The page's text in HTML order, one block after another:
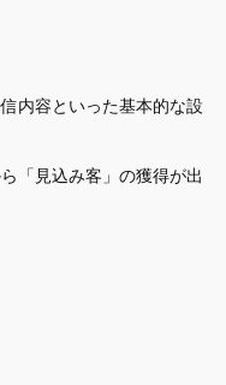
内容といった基本的な設
「見込み客」の獲得が出